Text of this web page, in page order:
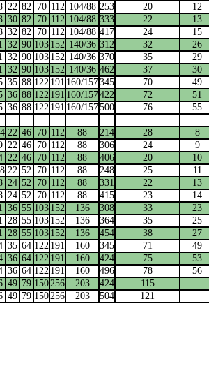
22 82 70 112 104/88 253 20 12
30 82 70 112 104/88 333 22 13
32 82 70 112 104/88 417 24 15
32 90 103 152 140/36 312 32 26
32 90 103 152 140/36 370 35 29
32 90 103 152 140/36 462 37 30
35 88 122 191 160/157345 70 49
36 88 122 191 160/157422 72 51
36 88 122 191 160/157500 76 55
22 46 70 112 88 214 28 8
22 46 70 112 88 306 24 9
22 46 70 112 88 406 20 10
22 52 70 112 88 248 25 11
24 52 70 112 88 331 22 13
24 52 70 112 88 415 23 14
36 55 103 152 136 308 33 23
28 55 103 152 136 364 35 25
28 55 103 152 136 454 38 27
35 64 122 191 160 345 71 49
36 64 122 191 160 424 75 53
36 64 122 191 160 496 78 56
49 79 150 256 203 424 115
49 79 150 256 203 504 121